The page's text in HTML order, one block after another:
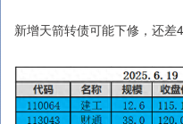
新增天箭转债可能下修，还差